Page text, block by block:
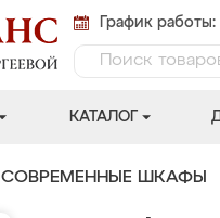
График
КАТАЛОГ
СОВРЕМЕННЫЕ ШКАФЫ